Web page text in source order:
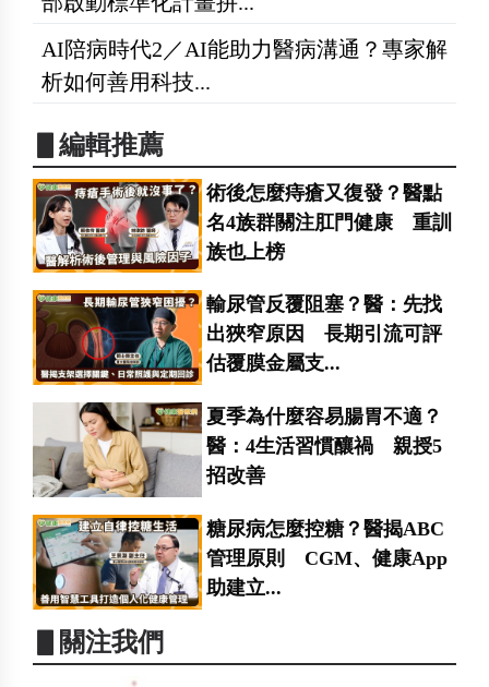
AI陪病時代2／AI能助力醫病溝通？專家解
析如何善用科技...
▋編輯推薦
術後怎麼痔瘡又復發？醫點
名4族群關注肛門健康 重訓
族也上榜
輸尿管反覆阻塞？醫：先找
出狹窄原因 長期引流可評
估覆膜金屬支...
夏季為什麼容易腸胃不適？
醫：4生活習慣釀禍 親授5
招改善
糖尿病怎麼控糖？醫揭ABC
管理原則 CGM、健康App
助建立...
▋關注我們